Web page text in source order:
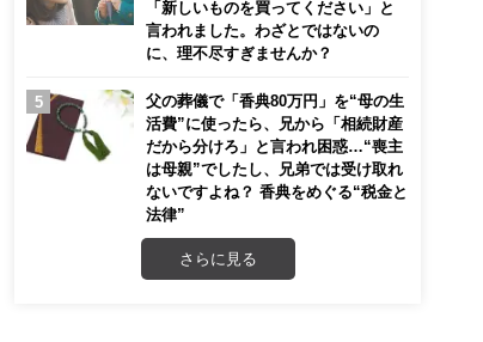
「新しいものを買ってください」と
言われました。わざとではないの
に、理不尽すぎませんか？
父の葬儀で「香典80万円」を“母の生
活費”に使ったら、兄から「相続財産
だから分けろ」と言われ困惑…“喪主
は母親”でしたし、兄弟では受け取れ
ないですよね？ 香典をめぐる“税金と
法律”
さらに見る